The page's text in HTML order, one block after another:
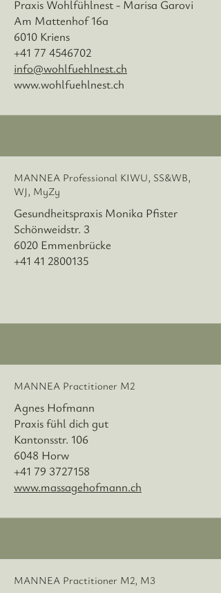
Praxis Wohlfühlnest - Marisa Garovi
Am Mattenhof 16a
6010 Kriens
+41 77 4546702
info@wohlfuehlnest.ch
www.wohlfuehlnest.ch
MANNEA Professional KIWU, SS&WB,
WJ, MyZy
Gesundheitspraxis Monika Pfister
Schönweidstr. 3
6020 Emmenbrücke
+41 41 2800135
MANNEA Practitioner M2
Agnes Hofmann
Praxis fühl dich gut
Kantonsstr. 106
6048 Horw
+41 79 3727158
www.massagehofmann.ch
MANNEA Practitioner M2, M3